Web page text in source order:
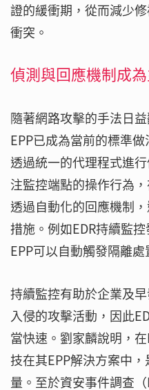
證的緩衝期，從而減少
衝突。
偵測與回應機制成
隨著網路攻擊的手法日
EPP已成為當前的標準
透過統一的代理程式進
注監控端點的操作行為
透過自動化的回應機制
措施。例如EDR持續監
EPP可以自動觸發隔離
持續監控有助於企業及
入侵的攻擊活動，因此
當快速。劉家麟說明，
技在其EPP解決方案中
量。至於資安事件調查